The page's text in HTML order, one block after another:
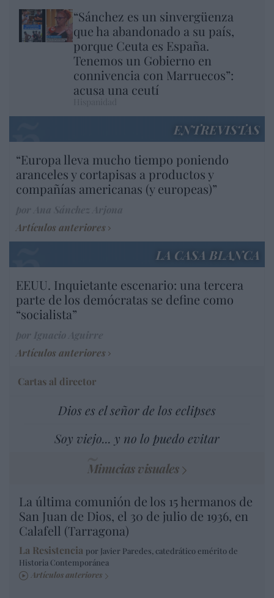
“Sánchez es un sinvergüenza
que ha abandonado a su país,
porque Ceuta es España.
Tenemos un Gobierno en
connivencia con Marruecos”:
acusa una ceutí
ENTREVISTAS
“Europa lleva mucho tiempo poniendo
aranceles y cortapisas a productos y
compañías americanas (y europeas)”
Artículos anteriores
LA CASA BLANCA
EEUU. Inquietante escenario: una tercera
parte de los demócratas se define como
“socialista”
Artículos anteriores
Cartas al director
Dios es el señor de los eclipses
Soy viejo... y no lo puedo evitar
Minucias visuales
La última comunión de los 15 hermanos de
San Juan de Dios, el 30 de julio de 1936, en
Calafell (Tarragona)
La Resistencia por Javier Paredes, catedrático emérito de
Historia Contemporánea
Artículos anteriores